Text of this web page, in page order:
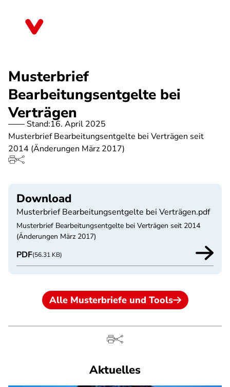
Musterbrief
Bearbeitungsentgelte bei
Verträgen
Stand:16. April 2025
Musterbrief Bearbeitungsentgelte bei Verträgen seit
2014 (Änderungen März 2017)
Download
Musterbrief Bearbeitungsentgelte bei Verträgen.pdf
Musterbrief Bearbeitungsentgelte bei Verträgen seit 2014
(Änderungen März 2017)
PDF(56.31 KB)
Alle Musterbriefe und Tools
Aktuelles